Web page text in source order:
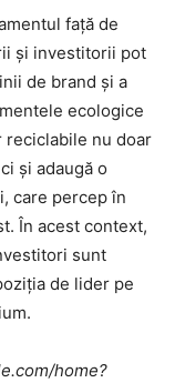
față de
și investitorii pot
de brand și a
ecologice
reciclabile nu doar
și adaugă o
care percep în
În acest context,
sunt
de lider pe
home?